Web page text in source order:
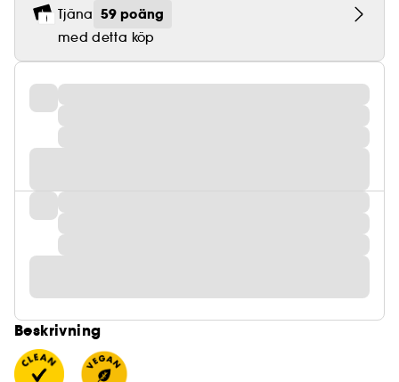
Tjäna 59 poäng
med detta köp
Beskrivning